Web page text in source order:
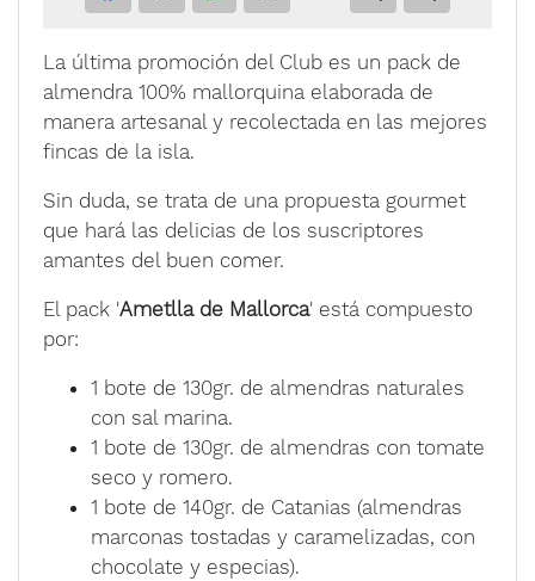
La última promoción del Club es un pack de
almendra 100% mallorquina elaborada de
manera artesanal y recolectada en las mejores
fincas de la isla.
Sin duda, se trata de una propuesta gourmet
que hará las delicias de los suscriptores
amantes del buen comer.
El pack 'Ametlla de Mallorca' está compuesto
por:
1 bote de 130gr. de almendras naturales
con sal marina.
1 bote de 130gr. de almendras con tomate
seco y romero.
1 bote de 140gr. de Catanias (almendras
marconas tostadas y caramelizadas, con
chocolate y especias).